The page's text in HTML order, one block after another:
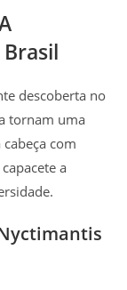
descoberta no
tornam uma
com
a